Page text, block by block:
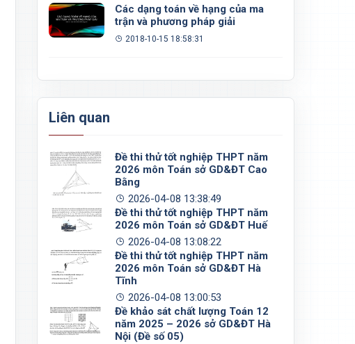
Các dạng toán về hạng của ma
trận và phương pháp giải
2018-10-15 18:58:31
Liên quan
Đề thi thử tốt nghiệp THPT năm
2026 môn Toán sở GD&ĐT Cao
Bằng
2026-04-08 13:38:49
Đề thi thử tốt nghiệp THPT năm
2026 môn Toán sở GD&ĐT Huế
2026-04-08 13:08:22
Đề thi thử tốt nghiệp THPT năm
2026 môn Toán sở GD&ĐT Hà
Tĩnh
2026-04-08 13:00:53
Đề khảo sát chất lượng Toán 12
năm 2025 – 2026 sở GD&ĐT Hà
Nội (Đề số 05)